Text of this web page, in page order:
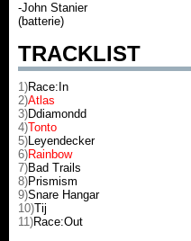
-John Stanier
(batterie)
TRACKLIST
1)Race:In
2)Atlas
3)Ddiamondd
4)Tonto
5)Leyendecker
6)Rainbow
7)Bad Trails
8)Prismism
9)Snare Hangar
10)Tij
11)Race:Out